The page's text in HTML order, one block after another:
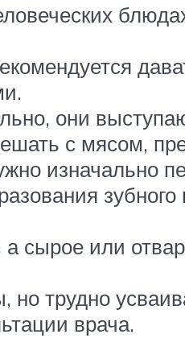
они
с мясом,
изначально
сырое или
но трудно
врача.